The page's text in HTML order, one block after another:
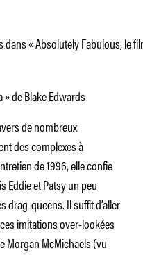
« Absolutely Fabulous, le
de Blake Edwards
de nombreux
des complexes à
de 1996, elle confie
Eddie et Patsy un peu
drag-queens. Il suffit d’aller
imitations over-lookées
Morgan McMichaels (vu